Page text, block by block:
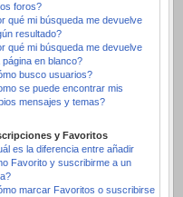
foros?
qué mi búsqueda me devuelve
resultado?
qué mi búsqueda me devuelve
página en blanco?
busco usuarios?
se puede encontrar mis
mensajes y temas?
y Favoritos
es la diferencia entre añadir
Favorito y suscribirme a un
marcar Favoritos o suscribirse